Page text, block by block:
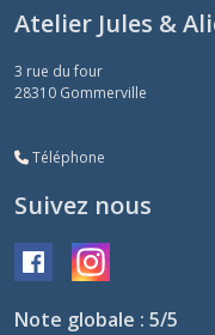
Atelier Jules &
3 rue du four
28310 Gommerville
Téléphone
Suivez nous
Note globale : 5/5